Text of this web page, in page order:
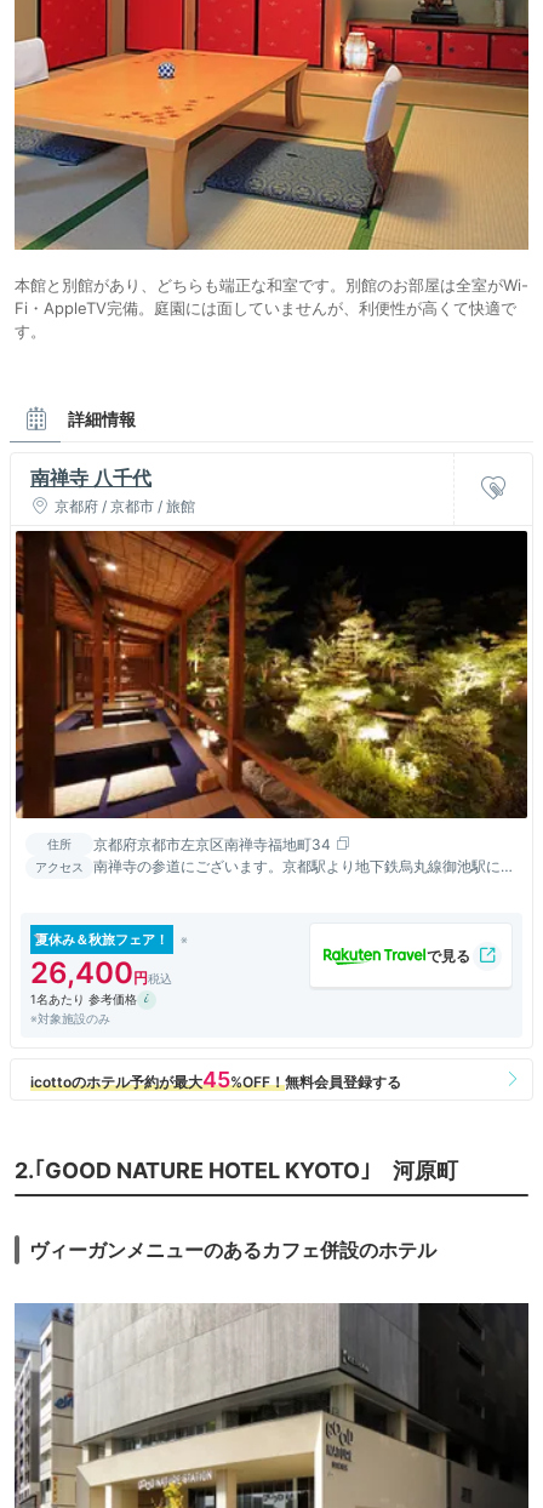
本館と別館があり、どちらも端正な和室です。別館のお部屋は全室がWi-
Fi・AppleTV完備。庭園には面していませんが、利便性が高くて快適で
す。
詳細情報
南禅寺 八千代
京都府 / 京都市 / 旅館
住所 京都府京都市左京区南禅寺福地町34
アクセス
南禅寺の参道にございます。京都駅より地下鉄烏丸線御池駅にて
夏休み＆秋旅フェア！
26,400
1名あたり 参考価格
※対象施設のみ
2.｢GOOD NATURE HOTEL KYOTO｣ 河原町
ヴィーガンメニューのあるカフェ併設のホテル